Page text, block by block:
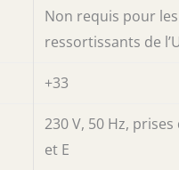
Non requis pour les
ressortissants de
+33
230 V, 50 Hz, prises
et E